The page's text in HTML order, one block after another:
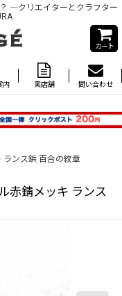
―クリエイターとクラフター
カート
内 実店舗 問い合わせ
ンス鋲 百合の紋章
赤錆メッキ ランス